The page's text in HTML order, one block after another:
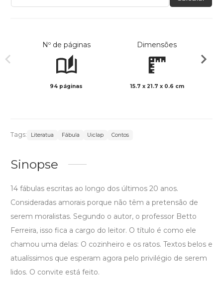
Nº de páginas
94 páginas
Dimensões
15.7 x 21.7 x 0.6 cm
Tags: Literatua Fábula Uiclap Contos
Sinopse
14 fábulas escritas ao longo dos últimos 20 anos.
Consideradas amorais porque não têm a pretensão de
serem moralistas. Segundo o autor, o professor Betto
Ferreira, isso fica a cargo do leitor. O título é como ele
chamou uma delas: O cozinheiro e os ratos. Textos belos e
atualíssimos que esperam agora pelo privilégio de serem
lidos. O convite está feito.